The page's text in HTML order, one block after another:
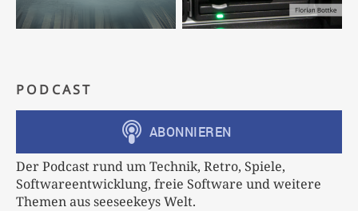
PODCAST
Der Podcast rund um Technik, Retro, Spiele,
Softwareentwicklung, freie Software und weitere
Themen aus seeseekeys Welt.